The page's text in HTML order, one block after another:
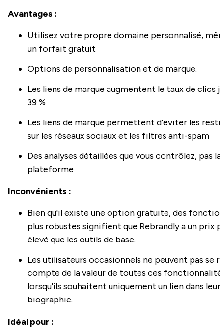
Avantages :
Utilisez votre propre domaine personnalisé,
un forfait gratuit
Options de personnalisation et de marque.
Les liens de marque augmentent le taux de clics
39 %
Les liens de marque permettent d'éviter les
sur les réseaux sociaux et les filtres anti-spam
Des analyses détaillées que vous contrôlez, pas
plateforme
Inconvénients :
Bien qu'il existe une option gratuite, des
plus robustes signifient que Rebrandly a un prix
élevé que les outils de base.
Les utilisateurs occasionnels ne peuvent pas se
compte de la valeur de toutes ces
lorsqu'ils souhaitent uniquement un lien dans leur
biographie.
Idéal pour :